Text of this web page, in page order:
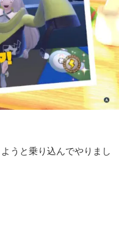
ようと乗り込んでやりまし